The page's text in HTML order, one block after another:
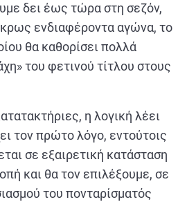
δει έως τώρα στη σεζόν,
ενδιαφέροντα αγώνα, το
θα καθορίσει πολλά
του φετινού τίτλου στους
η λογική λέει
τον πρώτο λόγο, εντούτοις
σε εξαιρετική κατάσταση
και θα τον επιλέξουμε, σε
του πονταρίσματός